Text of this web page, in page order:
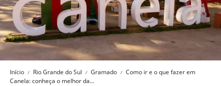
Início Rio Grande do Sul Gramado
Como ir e o que fazer em
Canela: conheça o melhor da...